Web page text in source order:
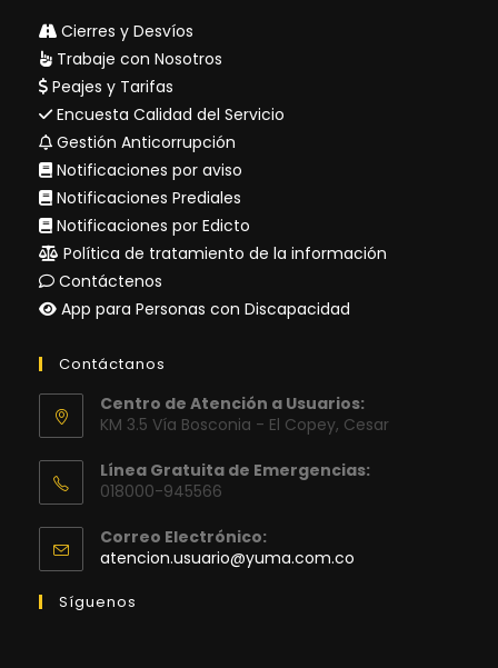
Cierres y Desvíos
Trabaje con Nosotros
Peajes y Tarifas
Encuesta Calidad del Servicio
Gestión Anticorrupción
Notificaciones por aviso
Notificaciones Prediales
Notificaciones por Edicto
Política de tratamiento de la información
Contáctenos
App para Personas con Discapacidad
Contáctanos
Centro de Atención a Usuarios:
KM 3.5 Vía Bosconia - El Copey, Cesar
Línea Gratuita de Emergencias:
018000-945566
Correo Electrónico:
atencion.usuario@yuma.com.co
Síguenos